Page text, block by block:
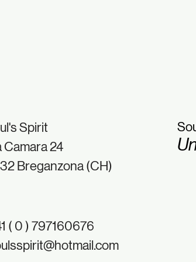
Spirit
Camara 24
Breganzona (CH)
( 0 ) 797160676